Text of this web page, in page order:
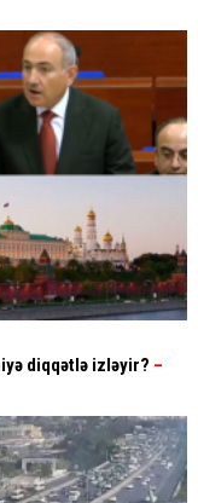
diqqətlə izləyir? –